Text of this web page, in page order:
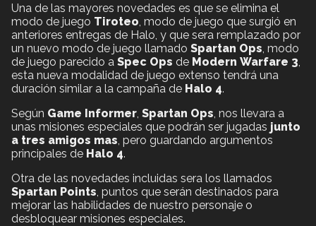
Una de las mayores novedades es que se elimina el
modo de juego Tiroteo , modo de juego que surgió en
anteriores entregas de Halo, y que sera remplazado por
un nuevo modo de juego llamado Spartan Ops , modo
de juego parecido a Spec Ops de Modern Warfare 3
esta nueva modalidad de juego extenso tendrá una
duración similar a la campaña de Halo 4.
Según Game Informer Spartan Ops , nos llevara a
unas misiones especiales que podrán ser jugadas junto
a tres amigos mas , pero guardando argumentos
principales de Halo 4.
Otra de las novedades incluidas sera los llamados
Spartan Points , puntos que serán destinados para
mejorar las habilidades de nuestro personaje o
desbloquear misiones especiales.